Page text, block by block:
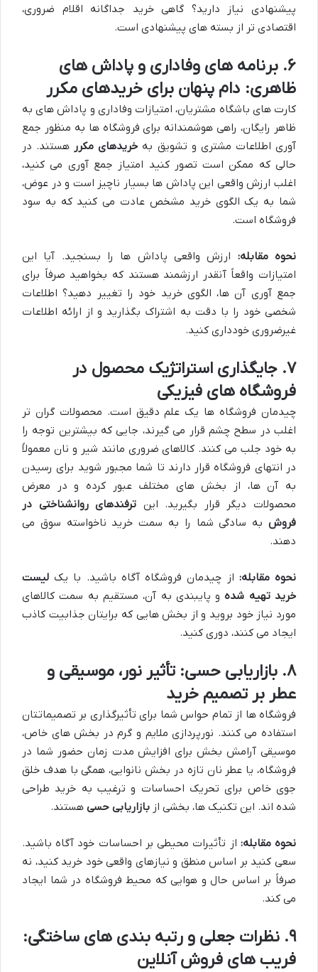
پیشنهادی نیاز دارید؟ گاهی خرید جداگانه اقلام ضروری،
اقتصادی تر از بسته های پیشنهادی است.
۶. برنامه های وفاداری و پاداش های
ظاهری: دام پنهان برای خریدهای مکرر
کارت های باشگاه مشتریان، امتیازات وفاداری و پاداش های به
ظاهر رایگان، راهی هوشمندانه برای فروشگاه ها به منظور جمع
آوری اطلاعات مشتری و تشویق به خریدهای مکرر هستند. در
حالی که ممکن است تصور کنید امتیاز جمع آوری می کنید،
اغلب ارزش واقعی این پاداش ها بسیار ناچیز است و در عوض،
شما به یک الگوی خرید مشخص عادت می کنید که به سود
فروشگاه است.
نحوه مقابله: ارزش واقعی پاداش ها را بسنجید. آیا این
امتیازات واقعاً آنقدر ارزشمند هستند که بخواهید صرفاً برای
جمع آوری آن ها، الگوی خرید خود را تغییر دهید؟ اطلاعات
شخصی خود را با دقت به اشتراک بگذارید و از ارائه اطلاعات
غیرضروری خودداری کنید.
۷. جایگذاری استراتژیک محصول در
فروشگاه های فیزیکی
چیدمان فروشگاه ها یک علم دقیق است. محصولات گران تر
اغلب در سطح چشم قرار می گیرند، جایی که بیشترین توجه را
به خود جلب می کنند. کالاهای ضروری مانند شیر و نان معمولاً
در انتهای فروشگاه قرار دارند تا شما مجبور شوید برای رسیدن
به آن ها، از بخش های مختلف عبور کرده و در معرض
محصولات دیگر قرار بگیرید. این ترفندهای روانشناختی در
فروش به سادگی شما را به سمت خرید ناخواسته سوق می
دهند.
نحوه مقابله: از چیدمان فروشگاه آگاه باشید. با یک لیست
خرید تهیه شدهو پایبندی به آن، مستقیم به سمت کالاهای
مورد نیاز خود بروید و از بخش هایی که برایتان جذابیت کاذب
ایجاد می کنند، دوری کنید.
۸. بازاریابی حسی: تأثیر نور، موسیقی و
عطر بر تصمیم خرید
فروشگاه ها از تمام حواس شما برای تأثیرگذاری بر تصمیماتتان
استفاده می کنند. نورپردازی ملایم و گرم در بخش های خاص،
موسیقی آرامش بخش برای افزایش مدت زمان حضور شما در
فروشگاه، یا عطر نان تازه در بخش نانوایی، همگی با هدف خلق
جوی خاص برای تحریک احساسات و ترغیب به خرید طراحی
شده اند. این تکنیک ها، بخشی از بازاریابی حسی هستند.
نحوه مقابله: از تأثیرات محیطی بر احساسات خود آگاه باشید.
سعی کنید بر اساس منطق و نیازهای واقعی خود خرید کنید، نه
صرفاً بر اساس حال و هوایی که محیط فروشگاه در شما ایجاد
می کند.
۹. نظرات جعلی و رتبه بندی های ساختگی:
فریب های فروش آنلاین